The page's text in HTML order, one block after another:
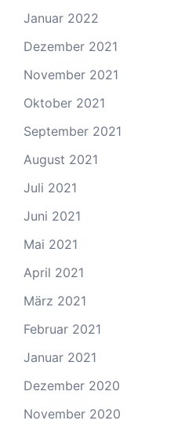
Januar 2022
Dezember 2021
November 2021
Oktober 2021
September 2021
August 2021
Juli 2021
Juni 2021
Mai 2021
April 2021
März 2021
Februar 2021
Januar 2021
Dezember 2020
November 2020